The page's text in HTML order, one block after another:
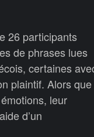
26 participants
de phrases lues
certaines
plaintif. Alors que
leur
d’un